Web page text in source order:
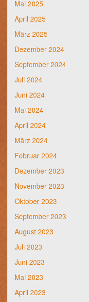
Mai 2025
April 2025
März 2025
Dezember 2024
September 2024
Juli 2024
Juni 2024
Mai 2024
April 2024
März 2024
Februar 2024
Dezember 2023
November 2023
Oktober 2023
September 2023
August 2023
Juli 2023
Juni 2023
Mai 2023
April 2023